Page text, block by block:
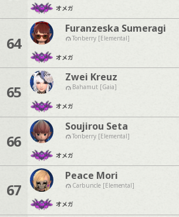
オメガ
64
Furanzeska Sumeragi
Tonberry [Elemental]
オメガ
65
Zwei Kreuz
Bahamut [Gaia]
オメガ
66
Soujirou Seta
Tonberry [Elemental]
オメガ
67
Peace Mori
Carbuncle [Elemental]
オメガ